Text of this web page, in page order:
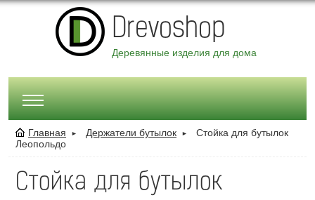
Drevoshop
Деревянные изделия для дома
Главная ► Держатели бутылок ►
Стойка для бутылок
Леопольдо
Стойка для бутылок